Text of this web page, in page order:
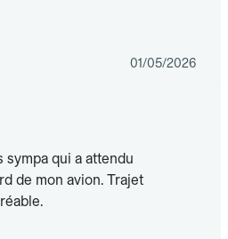
01/05/2026
sympa qui a attendu
de mon avion. Trajet